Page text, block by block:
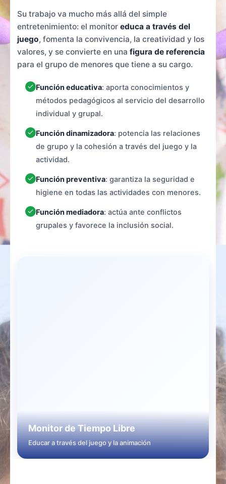
Su trabajo va mucho más allá del simple
entretenimiento: el monitor educa a través del
juego, fomenta la convivencia, la creatividad y los
valores, y se convierte en una figura de referencia
para el grupo de menores que tiene a su cargo.
Función educativa: aporta conocimientos y
métodos pedagógicos al servicio del desarrollo
individual y grupal.
Función dinamizadora: potencia las relaciones
de grupo y la cohesión a través del juego y la
actividad.
Función preventiva: garantiza la seguridad e
higiene en todas las actividades con menores.
Función mediadora: actúa ante conflictos
grupales y favorece la inclusión social.
Monitor de Tiempo Libre
Educar a través del juego y la animación